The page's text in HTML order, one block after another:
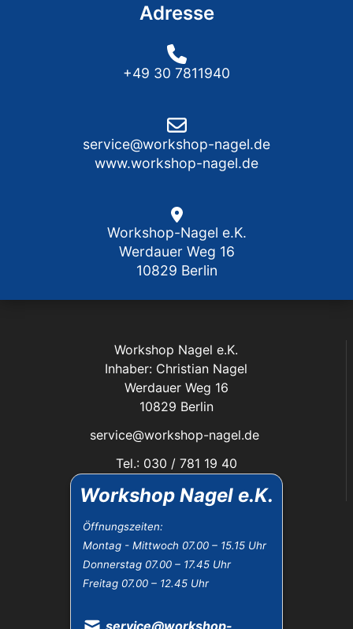
Workshop Nagel e.K.
Öffnungszeiten:
Montag - Mittwoch 07.00 – 15.15 Uhr
Donnerstag 07.00 – 17.45 Uhr
Freitag 07.00 – 12.45 Uhr
service@workshop-
Adresse
+49 30 7811940
service@workshop-nagel.de
www.workshop-nagel.de
Workshop-Nagel e.K.
Werdauer Weg 16
10829 Berlin
Workshop Nagel e.K.
Inhaber: Christian Nagel
Werdauer Weg 16
10829 Berlin
service@workshop-nagel.de
Tel.: 030 / 781 19 40
Das Unternehmen:
Öffnungszeiten
Datenschutz
Impressum
AGB